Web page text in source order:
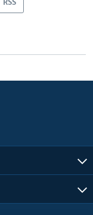
RSS